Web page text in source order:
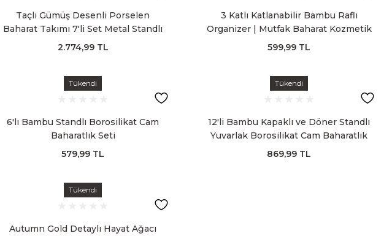
Taçlı Gümüş Desenli Porselen
Baharat Takımı 7'li Set Metal Standlı
Saklama Kavanozu
2.774,99 TL
3 Katlı Katlanabilir Bambu Raflı
Organizer | Mutfak Baharat Kozmetik
Düzenleyici Stand
599,99 TL
Tükendi
6'lı Bambu Standlı Borosilikat Cam
Baharatlık Seti
579,99 TL
Tükendi
12'li Bambu Kapaklı ve Döner Standlı
Yuvarlak Borosilikat Cam Baharatlık
Seti
869,99 TL
Tükendi
Autumn Gold Detaylı Hayat Ağacı